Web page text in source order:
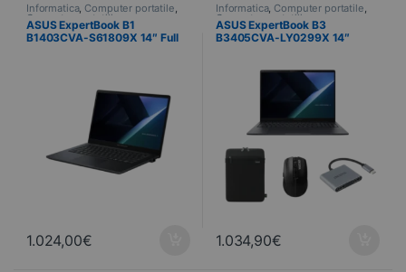
Informatica, Computer portatile,
Computer portatili
ASUS ExpertBook B1
B1403CVA-S61809X 14″ Full
1.024,00€
Informatica, Computer portatile,
Computer portatili
ASUS ExpertBook B3
B3405CVA-LY0299X 14″
Windows 11 Pro
1.034,90€